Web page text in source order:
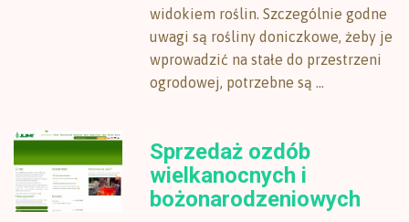
widokiem roślin. Szczególnie godne
uwagi są rośliny doniczkowe, żeby je
wprowadzić na stałe do przestrzeni
ogrodowej, potrzebne są ...
Sprzedaż ozdób
wielkanocnych i
bożonarodzeniowych